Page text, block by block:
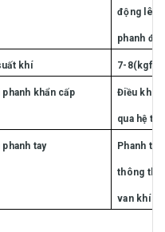
động lên
phanh đĩa
khí 7-8(kgf/
phanh khẩn cấp Điều
qua hệ
phanh tay Phanh
thông
van khí